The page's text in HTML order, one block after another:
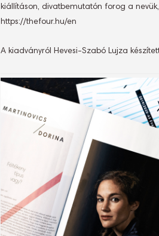
kiállításon, divatbemutatón forog a
https://thefour.hu/en
A kiadványról Hevesi-Szabó Lujza